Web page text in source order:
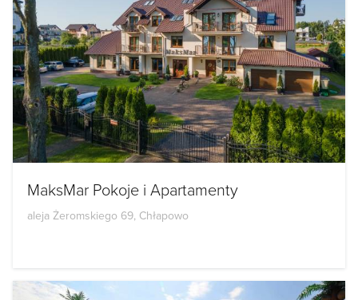
MaksMar Pokoje i Apartamenty
aleja Żeromskiego 69, Chłapowo